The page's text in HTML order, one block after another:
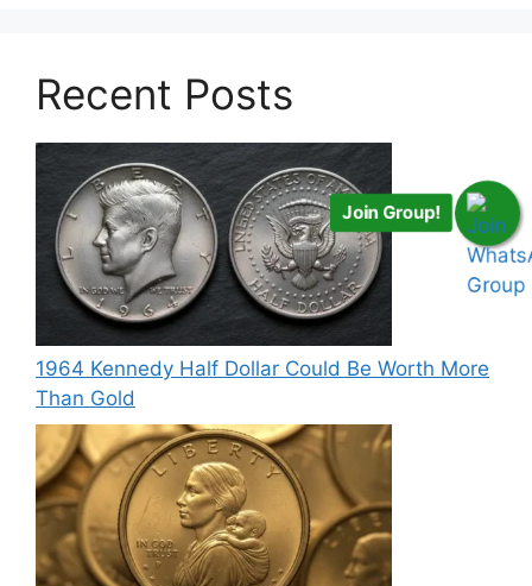
Recent Posts
1964 Kennedy Half Dollar Could Be Worth More
Than Gold
Join Group!